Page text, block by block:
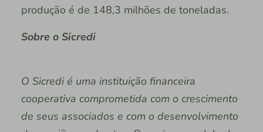
produção é de 148,3 milhões de toneladas.
Sobre o Sicredi
O Sicredi é uma instituição financeira
cooperativa comprometida com o crescimento
de seus associados e com o desenvolvimento